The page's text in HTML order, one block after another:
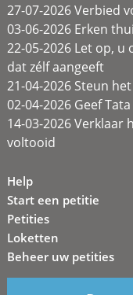
27-07-2026 Verbied
03-06-2026 Erken
22-05-2026 Let op,
dat zélf aangeeft
21-04-2026 Steun
02-04-2026 Geef
14-03-2026 Verklaar
voltooid
Help
Start een petitie
Petities
Loketten
Beheer uw petities